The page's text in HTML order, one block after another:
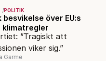
AI-oro.
POLITIK
besvikelse över EU:s
”Tragiskt att
viker sig.”
Garme